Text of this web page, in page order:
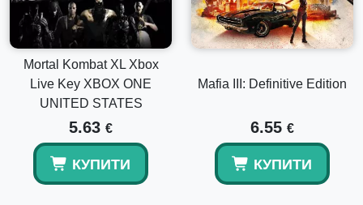
Mortal Kombat XL Xbox
Live Key XBOX ONE
UNITED STATES
5.63 €
КУПИТИ
Mafia III: Definitive Edition
6.55 €
КУПИТИ